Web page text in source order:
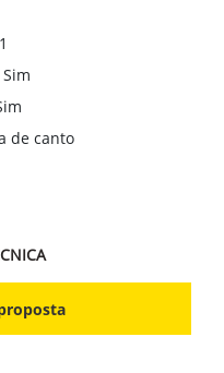
de canto